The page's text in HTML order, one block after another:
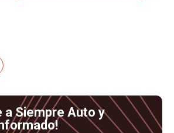
a Siempre Auto y